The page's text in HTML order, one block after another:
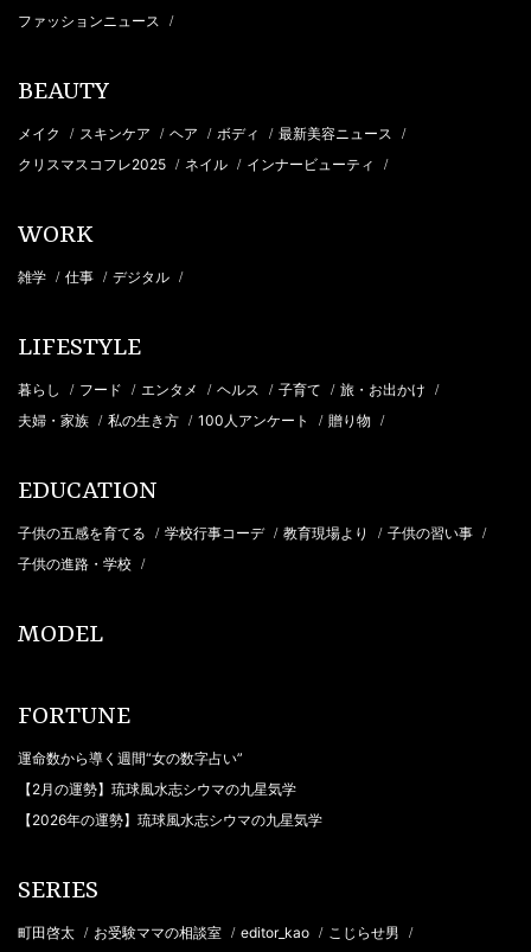
ファッションニュース /
BEAUTY
メイク / スキンケア / ヘア / ボディ / 最新美容ニュース /
クリスマスコフレ2025 / ネイル / インナービューティ /
WORK
雑学 / 仕事 / デジタル /
LIFESTYLE
暮らし / フード / エンタメ / ヘルス / 子育て / 旅・お出かけ /
夫婦・家族 / 私の生き方 / 100人アンケート / 贈り物 /
EDUCATION
子供の五感を育てる / 学校行事コーデ / 教育現場より / 子供の習い事 /
子供の進路・学校 /
MODEL
FORTUNE
運命数から導く週間“女の数字占い”
【2月の運勢】琉球風水志シウマの九星気学
【2026年の運勢】琉球風水志シウマの九星気学
SERIES
町田啓太 / お受験ママの相談室 / editor_kao / こじらせ男 /